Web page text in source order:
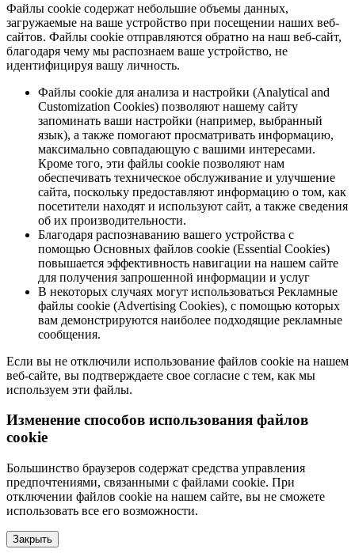
Файлы cookie содержат небольшие объемы данных,
загружаемые на ваше устройство при посещении наших веб-
сайтов. Файлы cookie отправляются обратно на наш веб-сайт,
благодаря чему мы распознаем ваше устройство, не
идентифицируя вашу личность.
Файлы cookie для анализа и настройки (Analytical and
Customization Cookies) позволяют нашему сайту
запоминать ваши настройки (например, выбранный
язык), а также помогают просматривать информацию,
максимально совпадающую с вашими интересами.
Кроме того, эти файлы cookie позволяют нам
обеспечивать техническое обслуживание и улучшение
сайта, поскольку предоставляют информацию о том, как
посетители находят и используют сайт, а также сведения
об их производительности.
Благодаря распознаванию вашего устройства с
помощью Основных файлов cookie (Essential Cookies)
повышается эффективность навигации на нашем сайте
для получения запрошенной информации и услуг
В некоторых случаях могут использоваться Рекламные
файлы cookie (Advertising Cookies), с помощью которых
вам демонстрируются наиболее подходящие рекламные
сообщения.
Если вы не отключили использование файлов cookie на нашем
веб-сайте, вы подтверждаете свое согласие с тем, как мы
используем эти файлы.
Изменение способов использования файлов
cookie
Большинство браузеров содержат средства управления
предпочтениями, связанными с файлами cookie. При
отключении файлов cookie на нашем сайте, вы не сможете
использовать все его возможности.
Закрыть